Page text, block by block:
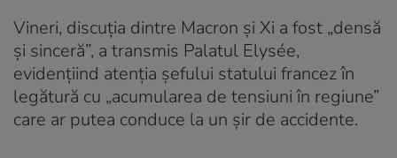
Vineri, discuţia dintre Macron şi Xi a fost „densă
şi sinceră”, a transmis Palatul Elysée,
evidenţiind atenţia şefului statului francez în
legătură cu „acumularea de tensiuni în regiune”
care ar putea conduce la un şir de accidente.